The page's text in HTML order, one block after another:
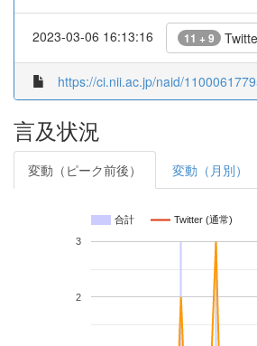
2023-03-06 16:13:16 11 + 9
https://ci.nii.ac.jp/naid/
言及状況
変動（ピーク前後） 変動（月別）
合計 Twitter (通常)
2
3